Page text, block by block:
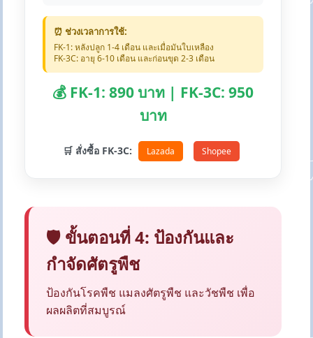
⏰ ช่วงเวลาการใช้:
FK-1: หลังปลูก 1-4 เดือน และเมื่อมันใบเหลือง
FK-3C: อายุ 6-10 เดือน และก่อนขุด 2-3 เดือน
💰 FK-1: 890 บาท | FK-3C: 950
บาท
🛒 สั่งซื้อ FK-3C: Lazada Shopee
🛡️ ขั้นตอนที่ 4: ป้องกันและ
กำจัดศัตรูพืช
ป้องกันโรคพืช แมลงศัตรูพืช และวัชพืช เพื่อ
ผลผลิตที่สมบูรณ์